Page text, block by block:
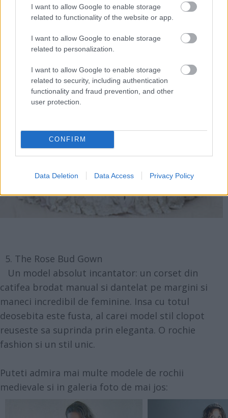
I want to allow Google to enable storage
related to functionality of the website or app.
I want to allow Google to enable storage
related to personalization.
I want to allow Google to enable storage
related to security, including authentication
functionality and fraud prevention, and other
user protection.
CONFIRM
Data Deletion Data Access Privacy Policy
5. The Rose Bud Gown
Un model absolut incantator: un corset din
catifea brodat manual si dantelat pe margini si
maneci incredibil de feminine. Insa cu totul
deosebita este fusta, al carei model stil clopot
reuseste sa suprinda prin eleganta. O rochie
fashion si un stil unic.
Puteti admira mai multe modele de rochii
medievale si in galeria foto de mai jos: